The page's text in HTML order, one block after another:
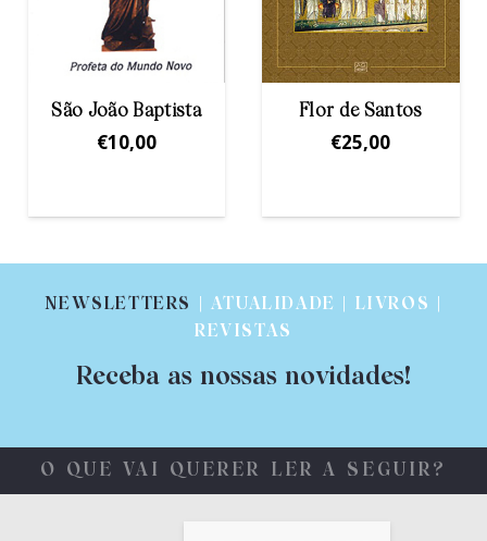
São João Baptista
€10,00
Flor de Santos
€25,00
NEWSLETTERS
| ATUALIDADE | LIVROS |
REVISTAS
Receba as nossas novidades!
O QUE VAI QUERER LER A SEGUIR?